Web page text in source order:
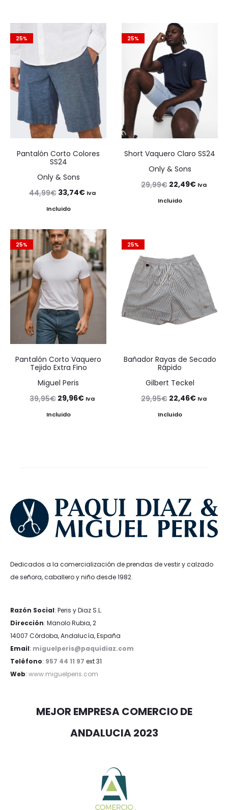
25%
Pantalón Corto Colores
SS24
Only & Sons
44,99€ El
precio
era:
44,99€.
33,74€El
es:
33,74€.
Iva
Incluido
25%
Short Vaquero Claro SS24
Only & Sons
29,99€ El
precio
22,49€ElIva
Incluido
25%
Pantalón Corto Vaquero
Tejido Extra Fino
Miguel Peris
39,95€ El
precio
29,96€ElIva
Incluido
25%
Bañador Rayas de Secado
Rápido
Gilbert Teckel
29,95€ El
precio
22,46€ElIva
Incluido
Dedicados a la comercialización de prendas de vestir y calzado
de señora, caballero y niño desde 1982.
Razón Social: Peris y Diaz S.L.
Dirección: Manolo Rubia, 2
14007 Córdoba, Andalucía, España
Email: miguelperis@paquidiaz.com
Teléfono: 957 44 11 97 ext 31
Web: www.miguelperis.com
MEJOR EMPRESA COMERCIO DE
ANDALUCIA 2023